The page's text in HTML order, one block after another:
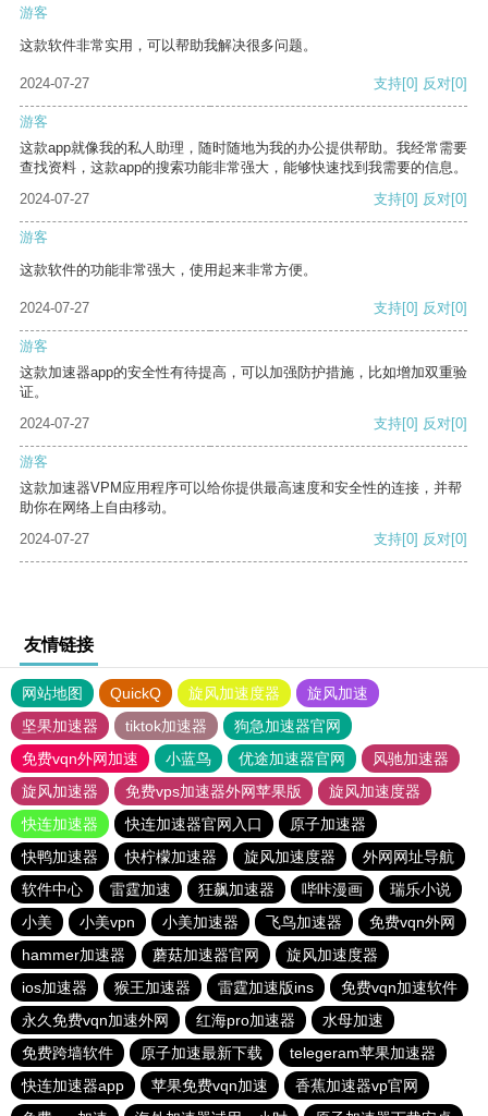
游客
这款软件非常实用，可以帮助我解决很多问题。
2024-07-27 支持[0] 反对[0]
游客
这款app就像我的私人助理，随时随地为我的办公提供帮助。我经常需要
查找资料，这款app的搜索功能非常强大，能够快速找到我需要的信息。
2024-07-27
支持[0] 反对[0]
游客
这款软件的功能非常强大，使用起来非常方便。
2024-07-27 支持[0] 反对[0]
游客
这款加速器app的安全性有待提高，可以加强防护措施，比如增加双重验
证。
2024-07-27
支持[0] 反对[0]
游客
这款加速器VPM应用程序可以给你提供最高速度和安全性的连接，并帮
助你在网络上自由移动。
2024-07-27
支持[0] 反对[0]
友情链接
网站地图 QuickQ 旋风加速度器
旋风加速
坚果加速器
tiktok加速器
狗急加速器官网
免费vqn外网加速
小蓝鸟 优途加速器官网
风驰加速器
旋风加速器
免费vps加速器外网苹果版
旋风加速度器
快连加速器
快连加速器官网入口
原子加速器
快鸭加速器
快柠檬加速器 旋风加速度器
外网网址导航
软件中心
雷霆加速 狂飙加速器 哔咔漫画
瑞乐小说
小美
小美vpn 小美加速器 飞鸟加速器
免费vqn外网
hammer加速器
蘑菇加速器官网
旋风加速度器
ios加速器
猴王加速器 雷霆加速版ins
免费vqn加速软件
永久免费vqn加速外网
红海pro加速器
水母加速
免费跨墙软件
原子加速最新下载
telegeram苹果加速器
快连加速器app
苹果免费vqn加速
香蕉加速器vp官网